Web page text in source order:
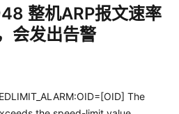
整机ARP报文速率
会发出告警
The